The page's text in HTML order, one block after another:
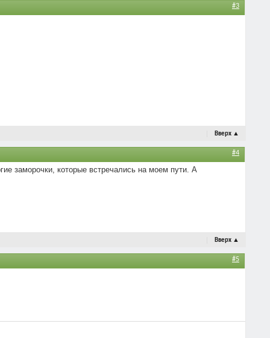
#3
Вверх ▲
#4
заморочки, которые встречались на моем пути. А
Вверх ▲
#5